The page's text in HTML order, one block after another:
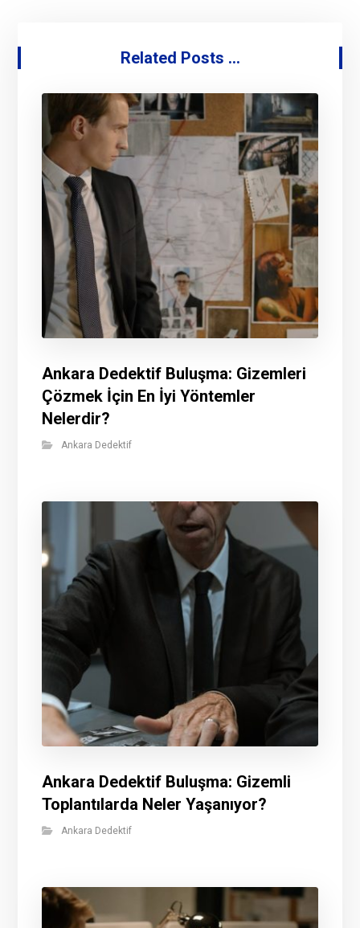
Related Posts ...
Ankara Dedektif Buluşma: Gizemleri
Çözmek İçin En İyi Yöntemler
Nelerdir?
Ankara Dedektif
Ankara Dedektif Buluşma: Gizemli
Toplantılarda Neler Yaşanıyor?
Ankara Dedektif